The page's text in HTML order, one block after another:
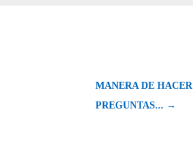
MANERA DE HACER
PREGUNTAS... →